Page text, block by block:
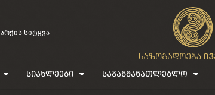
სიტყვა
სიახლეები საგანმანათლებლო